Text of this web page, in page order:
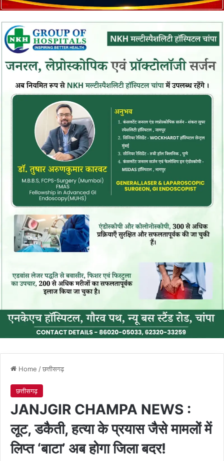
Home /छत्तीसगढ़
छत्तीसगढ़
JANJGIR CHAMPA NEWS :
लूट, डकैती, हत्या के प्रयास जैसे मामलों में
लिप्त ‘बाटा’ अब होगा जिला बदर!